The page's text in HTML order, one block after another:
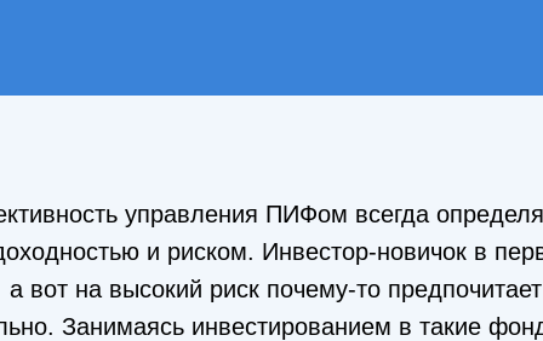
управления ПИФом всегда
и риском. Инвестор-новичок в
вот на высокий риск почему-то
Занимаясь инвестированием в такие